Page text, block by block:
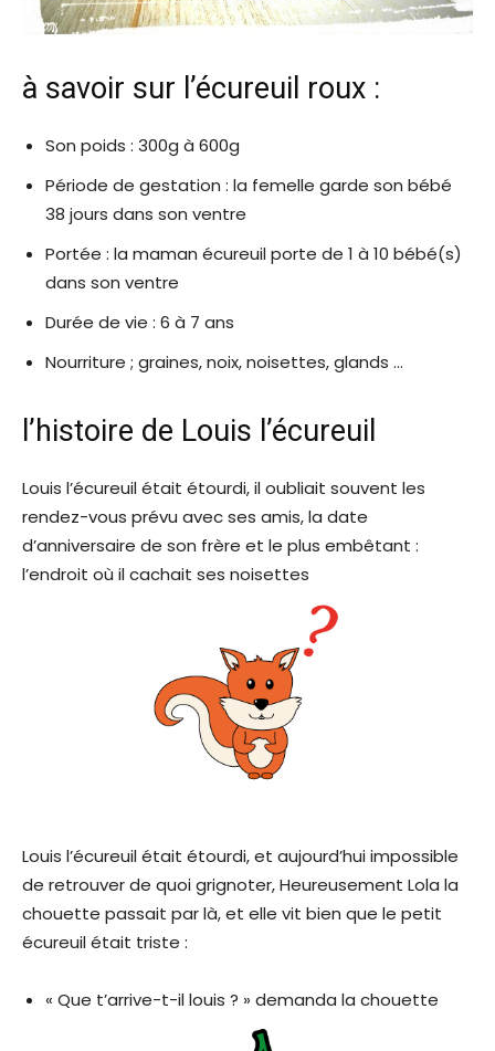
à savoir sur l’écureuil roux :
Son poids : 300g à 600g
Période de gestation : la femelle garde son bébé
38 jours dans son ventre
Portée : la maman écureuil porte de 1 à 10 bébé(s)
dans son ventre
Durée de vie : 6 à 7 ans
Nourriture ; graines, noix, noisettes, glands …
l’histoire de Louis l’écureuil
Louis l’écureuil était étourdi, il oubliait souvent les
rendez-vous prévu avec ses amis, la date
d’anniversaire de son frère et le plus embêtant :
l’endroit où il cachait ses noisettes
Louis l’écureuil était étourdi, et aujourd’hui impossible
de retrouver de quoi grignoter, Heureusement Lola la
chouette passait par là, et elle vit bien que le petit
écureuil était triste :
« Que t’arrive-t-il louis ? » demanda la chouette